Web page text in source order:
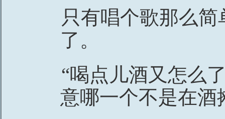
只有唱个歌那么
了。
“喝点儿酒又怎么
意哪一个不是在酒